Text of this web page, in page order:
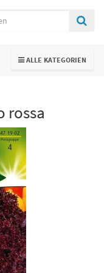
TOGGLE NAVIGATION
ALLE KATEGORIEN
rossa